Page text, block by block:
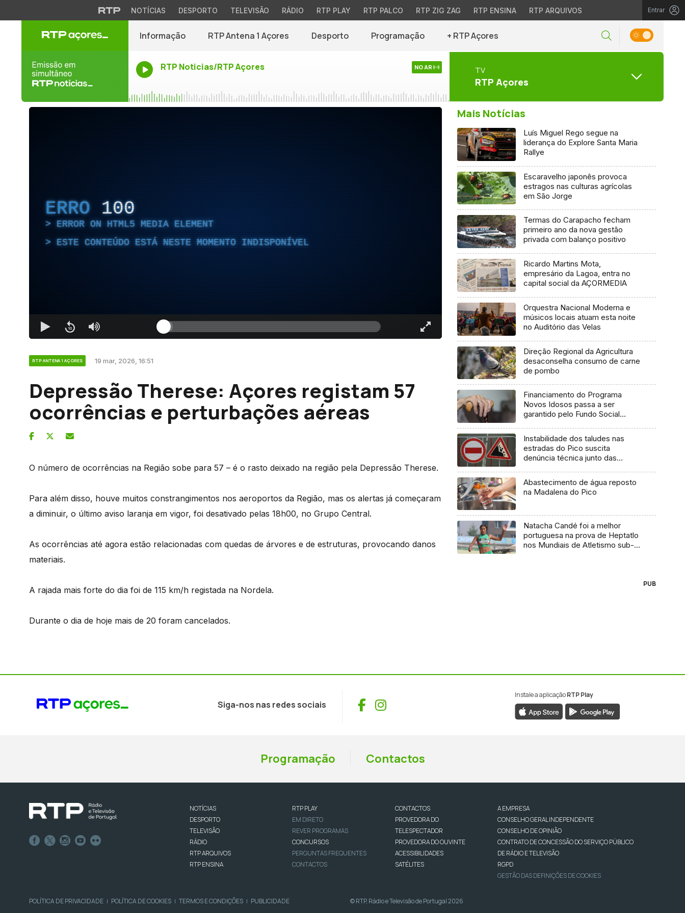
NOTÍCIAS DESPORTO TELEVISÃO RÁDIO RTP PLAY RTP PALCO RTP ZIG ZAG RTP ENSINA RTP ARQUIVOS Entrar
Informação RTP Antena 1 Açores Desporto Programação + RTP Açores
RTP Noticias/RTP Açores NO AR TV
RTP Açores
ERRO 100
ERROR ON HTML5 MEDIA ELEMENT
ESTE CONTEÚDO ESTÁ NESTE MOMENTO INDISPONÍVEL
RTP ANTENA 1 AÇORES 19 mar, 2026, 16:51
Depressão Therese: Açores registam 57
ocorrências e perturbações aéreas
O número de ocorrências na Região sobe para 57 – é o rasto deixado na região pela Depressão Therese.
Para além disso, houve muitos constrangimentos nos aeroportos da Região, mas os alertas já começaram
a diminuir, o último aviso laranja em vigor, foi desativado pelas 18h00, no Grupo Central.
As ocorrências até agora estão relacionadas com quedas de árvores e de estruturas, provocando danos
materiais.
A rajada mais forte do dia foi de 115 km/h registada na Nordela.
Durante o dia de hoje mais de 20 foram cancelados.
Mais Notícias
Luís Miguel Rego segue na
liderança do Explore Santa Maria
Rallye
Escaravelho japonês provoca
estragos nas culturas agrícolas
em São Jorge
Termas do Carapacho fecham
primeiro ano da nova gestão
privada com balanço positivo
Ricardo Martins Mota,
empresário da Lagoa, entra no
capital social da AÇORMEDIA
Orquestra Nacional Moderna e
músicos locais atuam esta noite
no Auditório das Velas
Direção Regional da Agricultura
desaconselha consumo de carne
de pombo
Financiamento do Programa
Novos Idosos passa a ser
garantido pelo Fundo Social
Instabilidade dos taludes nas
estradas do Pico suscita
denúncia técnica junto das
Abastecimento de água reposto
na Madalena do Pico
Natacha Candé foi a melhor
portuguesa na prova de Heptatlo
nos Mundiais de Atletismo sub-
PUB
Siga-nos nas redes sociais Facebook
Instagram
Instale a aplicaçãoRTP Play
Programação Contactos
NOTÍCIAS
DESPORTO
TELEVISÃO
RÁDIO
RTP ARQUIVOS
RTP ENSINA
RTP PLAY
EM DIRETO
REVER PROGRAMAS
CONCURSOS
PERGUNTAS FREQUENTES
CONTACTOS
CONTACTOS
PROVEDORA DO
TELESPECTADOR
PROVEDORA DO OUVINTE
ACESSIBILIDADES
SATÉLITES
A EMPRESA
CONSELHO GERAL INDEPENDENTE
CONSELHO DE OPINIÃO
CONTRATO DE CONCESSÃO DO SERVIÇO PÚBLICO
DE RÁDIO E TELEVISÃO
RGPD
GESTÃO DAS DEFINIÇÕES DE COOKIES
POLÍTICA DE PRIVACIDADE | POLÍTICA DE COOKIES | TERMOS E CONDIÇÕES | PUBLICIDADE © RTP, Rádio e Televisão de Portugal 2026